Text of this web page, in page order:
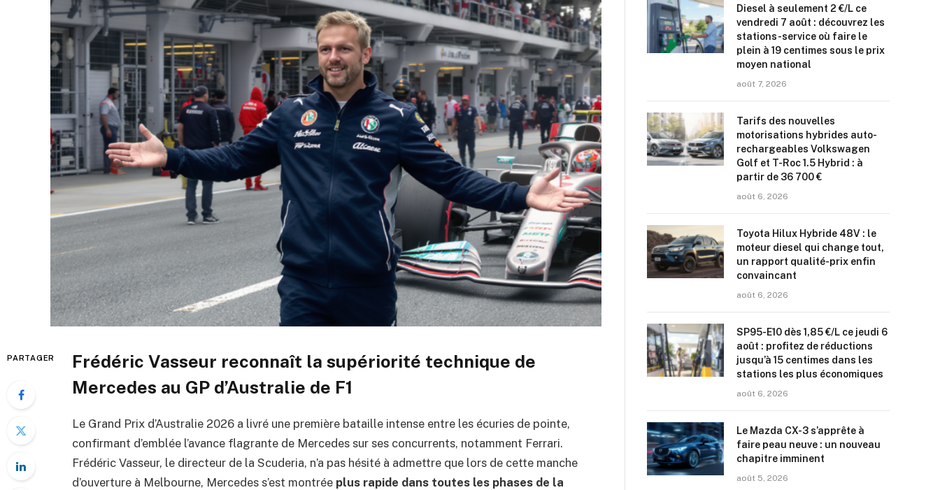
PARTAGER
Frédéric Vasseur reconnaît la supériorité technique de
Mercedes au GP d’Australie de F1
Le Grand Prix d’Australie 2026 a livré une première bataille intense entre les écuries de pointe,
confirmant d’emblée l’avance flagrante de Mercedes sur ses concurrents, notamment Ferrari.
Frédéric Vasseur, le directeur de la Scuderia, n’a pas hésité à admettre que lors de cette manche
d’ouverture à Melbourne, Mercedes s’est montrée plus rapide dans toutes les phases de la
Diesel à seulement 2 €/L ce
vendredi 7 août : découvrez les
stations-service où faire le
plein à 19 centimes sous le prix
moyen national
août 7, 2026
Tarifs des nouvelles
motorisations hybrides auto-
rechargeables Volkswagen
Golf et T-Roc 1.5 Hybrid : à
partir de 36 700 €
août 6, 2026
Toyota Hilux Hybride 48V : le
moteur diesel qui change tout,
un rapport qualité-prix enfin
convaincant
août 6, 2026
SP95-E10 dès 1,85 €/L ce jeudi 6
août : profitez de réductions
jusqu’à 15 centimes dans les
stations les plus économiques
août 6, 2026
Le Mazda CX-3 s’apprête à
faire peau neuve : un nouveau
chapitre imminent
août 5, 2026